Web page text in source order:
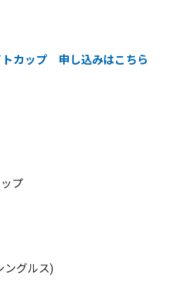
トカップ 申し込みはこちら
プ
ングルス)